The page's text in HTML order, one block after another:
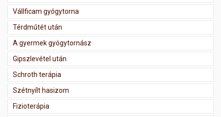
Vállficam gyógytorna
Térdműtét után
A gyermek gyógytornász
Gipszlevétel után
Schroth terápia
Szétnyílt hasizom
Fizioterápia